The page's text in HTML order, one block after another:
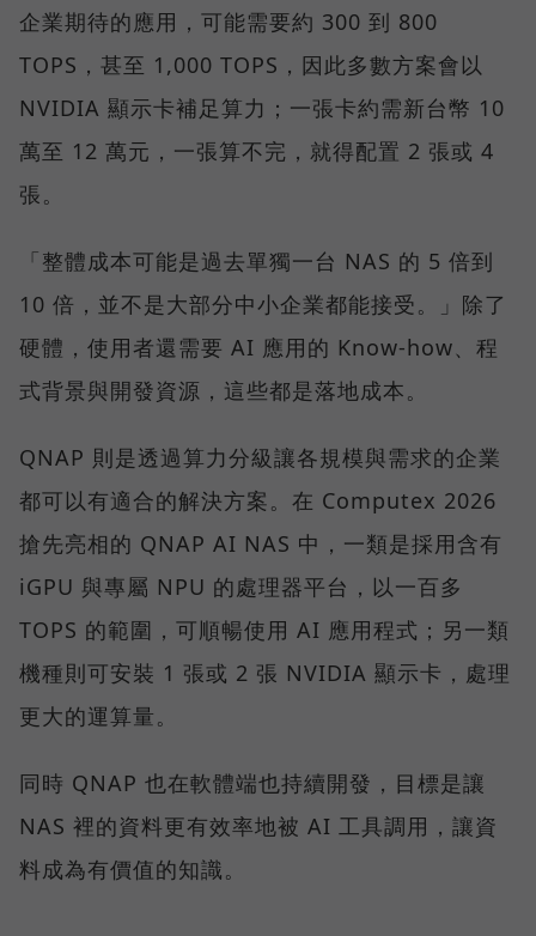
企業期待的應用，可能需要約 300 到 800
TOPS，甚至 1,000 TOPS，因此多數方案會以
NVIDIA 顯示卡補足算力；一張卡約需新台幣 10
萬至 12 萬元，一張算不完，就得配置 2 張或 4
張。
「整體成本可能是過去單獨一台 NAS 的 5 倍到
10 倍，並不是大部分中小企業都能接受。」除了
硬體，使用者還需要 AI 應用的 Know-how、程
式背景與開發資源，這些都是落地成本。
QNAP 則是透過算力分級讓各規模與需求的企業
都可以有適合的解決方案。在 Computex 2026
搶先亮相的 QNAP AI NAS 中，一類是採用含有
iGPU 與專屬 NPU 的處理器平台，以一百多
TOPS 的範圍，可順暢使用 AI 應用程式；另一類
機種則可安裝 1 張或 2 張 NVIDIA 顯示卡，處理
更大的運算量。
同時 QNAP 也在軟體端也持續開發，目標是讓
NAS 裡的資料更有效率地被 AI 工具調用，讓資
料成為有價值的知識。